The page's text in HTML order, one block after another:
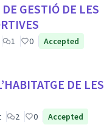
GESTIÓ DE LES
1 0 Accepted
DE LES
2 0 Accepted